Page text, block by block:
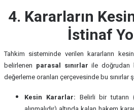
4. Kararların
İstinaf
Tahkim sisteminde verilen kararların
belirlenen parasal sınırlar ile doğrudan
değerleme oranları çerçevesinde bu sınırlar
Kesin Kararlar: Belirli bir tutarın